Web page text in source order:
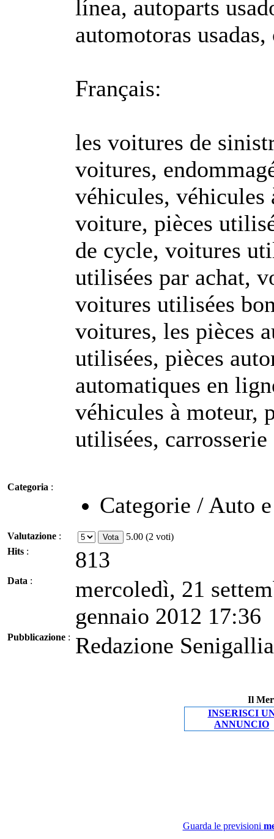
línea, autoparts
automotoras
Français:
les voitures de
voitures,
véhicules, véhicules
voiture, pièces
de cycle, voitures
utilisées par achat,
voitures utilisées
voitures, les pièces
utilisées, pièces
automatiques en
véhicules à moteur,
utilisées,
Categoria :
Categorie / Auto
Valutazione :
5.00 (2 voti)
Hits : 813
Data :
mercoledì, 21
gennaio 2012 17:36
Pubblicazione : Redazione
Il
INSERISCI
ANNUNCIO
Guarda le previsioni